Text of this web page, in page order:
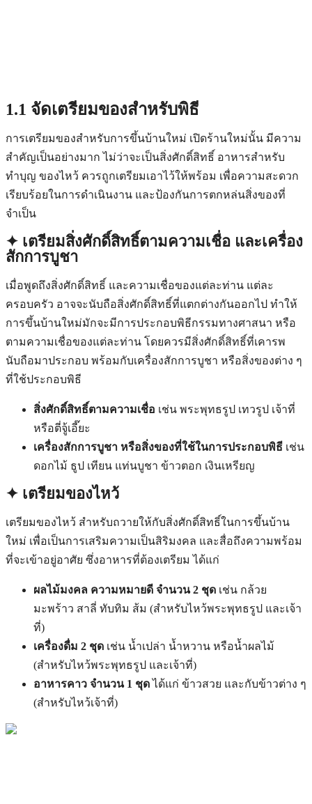
1.1 จัดเตรียมของสำหรับพิธี
การเตรียมของสำหรับการขึ้นบ้านใหม่ เปิดร้านใหม่นั้น มีความ
สำคัญเป็นอย่างมาก ไม่ว่าจะเป็นสิ่งศักดิ์สิทธิ์ อาหารสำหรับ
ทำบุญ ของไหว้ ควรถูกเตรียมเอาไว้ให้พร้อม เพื่อความสะดวก
เรียบร้อยในการดำเนินงาน และป้องกันการตกหล่นสิ่งของที่
จำเป็น
✦ เตรียมสิ่งศักดิ์สิทธิ์ตามความเชื่อ และเครื่อง
สักการบูชา
เมื่อพูดถึงสิ่งศักดิ์สิทธิ์ และความเชื่อของแต่ละท่าน แต่ละ
ครอบครัว อาจจะนับถือสิ่งศักดิ์สิทธิ์ที่แตกต่างกันออกไป ทำให้
การขึ้นบ้านใหม่มักจะมีการประกอบพิธีกรรมทางศาสนา หรือ
ตามความเชื่อของแต่ละท่าน โดยควรมีสิ่งศักดิ์สิทธิ์ที่เคารพ
นับถือมาประกอบ พร้อมกับเครื่องสักการบูชา หรือสิ่งของต่าง ๆ
ที่ใช้ประกอบพิธี
สิ่งศักดิ์สิทธิ์ตามความเชื่อ เช่น พระพุทธรูป เทวรูป เจ้าที่
หรือตี่จู้เอี๊ยะ
เครื่องสักการบูชา หรือสิ่งของที่ใช้ในการประกอบพิธี เช่น
ดอกไม้ ธูป เทียน แท่นบูชา ข้าวตอก เงินเหรียญ
✦ เตรียมของไหว้
เตรียมของไหว้ สำหรับถวายให้กับสิ่งศักดิ์สิทธิ์ในการขึ้นบ้าน
ใหม่ เพื่อเป็นการเสริมความเป็นสิริมงคล และสื่อถึงความพร้อม
ที่จะเข้าอยู่อาศัย ซึ่งอาหารที่ต้องเตรียม ได้แก่
ผลไม้มงคล ความหมายดี จำนวน 2 ชุด เช่น กล้วย
มะพร้าว สาลี่ ทับทิม ส้ม (สำหรับไหว้พระพุทธรูป และเจ้า
ที่)
เครื่องดื่ม 2 ชุด เช่น น้ำเปล่า น้ำหวาน หรือน้ำผลไม้
(สำหรับไหว้พระพุทธรูป และเจ้าที่)
อาหารคาว จำนวน 1 ชุดได้แก่ ข้าวสวย และกับข้าวต่าง ๆ
(สำหรับไหว้เจ้าที่)